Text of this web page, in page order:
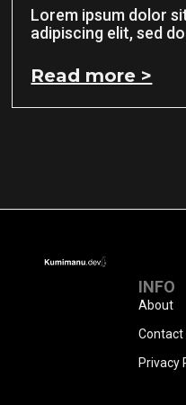
Lorem ipsum dolor
adipiscing elit, sed
Read more >
INFO
About
Contact
Privacy